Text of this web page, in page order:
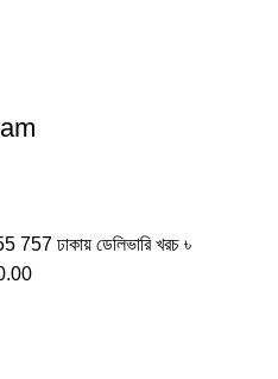
ঢাকায় ডেলিভারি খরচ ৳